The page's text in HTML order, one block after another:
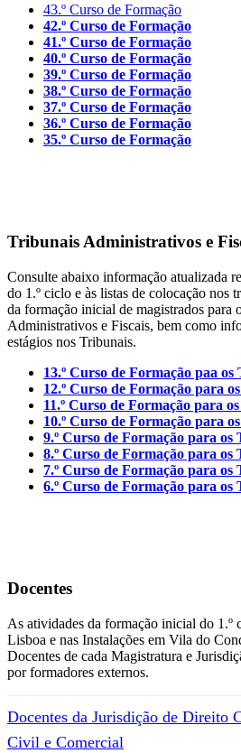
43.º Curso de Formação
42.º Curso de Formação
41.º Curso de Formação
40.º Curso de Formação
39.º Curso de Formação
38.º Curso de Formação
37.º Curso de Formação
36.º Curso de Formação
35.º Curso de Formação
Tribunais Administrativos e
Consulte abaixo informação atualizada
do 1.º ciclo e às listas de colocação nos
da formação inicial de magistrados para
Administrativos e Fiscais, bem como
estágios nos Tribunais.
13.º Curso de Formação paa os
12.º Curso de Formação para
11.º Curso de Formação para
10.º Curso de Formação para
9.º Curso de Formação para os
8.º Curso de Formação para os
7.º Curso de Formação para os
6.º Curso de Formação para os
Docentes
As atividades da formação inicial do 1.º
Lisboa e nas Instalações em Vila do
Docentes de cada Magistratura e
por formadores externos.
Docentes da Jurisdição de Direito
Civil e Comercial